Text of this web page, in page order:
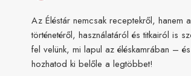
Az Éléstár nemcsak receptekről, hanem
történetéről, használatáról és titkairól is
fel velünk, mi lapul az éléskamrában –
hozhatod ki belőle a legtöbbet!